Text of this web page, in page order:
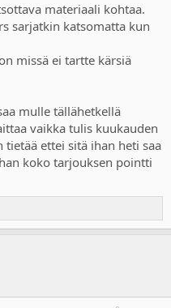
materiaali kohtaa.
sarjatkin katsomatta kun
missä ei tartte kärsiä
mulle tällähetkellä
vaikka tulis kuukauden
ettei sitä ihan heti saa
koko tarjouksen pointti